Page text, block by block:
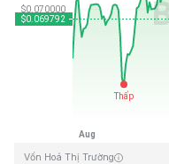
Cập Nhật Lần Cuối: 2026-08-07,
$0.731578
Vốn Hoá Thị Trường